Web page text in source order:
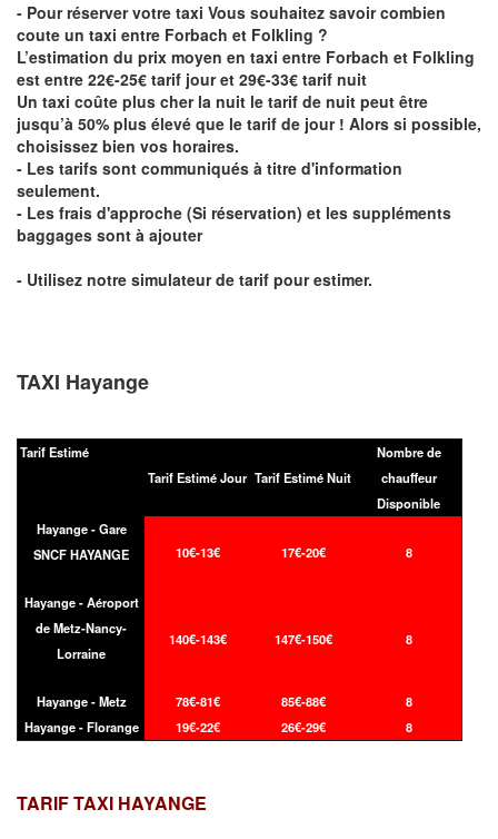
- Pour réserver votre taxi Vous souhaitez savoircombien
coute un taxi entre Forbach et Folkling ?
L’estimation du prix moyen en taxi entre Forbach et Folkling
est entre 22€-25€ tarif jour et 29€-33€ tarif nuit
Un taxi coûte plus cher la nuit le tarif de nuit peut être
jusqu’à 50% plus élevé que le tarif de jour ! Alors si possible,
choisissez bien vos horaires.
- Les tarifs sont communiqués à titre d'information
seulement.
- Les frais d'approche (Si réservation) et les suppléments
baggages sont à ajouter
- Utilisez notre simulateur de tarif pour estimer.
TAXI Hayange
Tarif Estimé
Tarif Estimé Jour Tarif Estimé Nuit
Nombre de
chauffeur
Disponible
Hayange - Gare
SNCF HAYANGE
10€-13€ 17€-20€ 8
Hayange - Aéroport
de Metz-Nancy-
Lorraine
140€-143€ 147€-150€ 8
Hayange - Metz 78€-81€ 85€-88€
8
Hayange - Florange
19€-22€ 26€-29€ 8
TARIF TAXI HAYANGE